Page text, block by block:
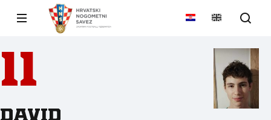
11
David